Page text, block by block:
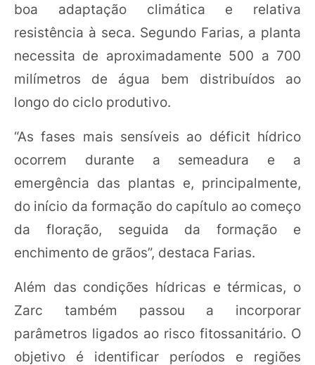
boa adaptação climática e relativa
resistência à seca. Segundo Farias, a planta
necessita de aproximadamente 500 a 700
milímetros de água bem distribuídos ao
longo do ciclo produtivo.
“As fases mais sensíveis ao déficit hídrico
ocorrem durante a semeadura e a
emergência das plantas e, principalmente,
do início da formação do capítulo ao começo
da floração, seguida da formação e
enchimento de grãos”, destaca Farias.
Além das condições hídricas e térmicas, o
Zarc também passou a incorporar
parâmetros ligados ao risco fitossanitário. O
objetivo é identificar períodos e regiões